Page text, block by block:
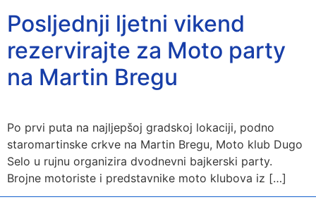
Posljednji ljetni vikend
rezervirajte za Moto party
na Martin Bregu
Po prvi puta na najljepšoj gradskoj lokaciji, podno
staromartinske crkve na Martin Bregu, Moto klub Dugo
Selo u rujnu organizira dvodnevni bajkerski party.
Brojne motoriste i predstavnike moto klubova iz […]